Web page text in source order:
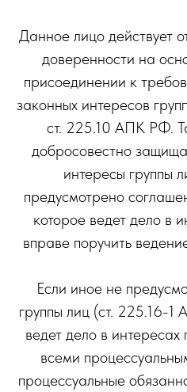
Данное лицо действует
доверенности на
присоединении к
законных интересов
ст. 225.10 АПК РФ.
добросовестно
интересы группы
предусмотрено
которое ведет дело в
вправе поручить
Если иное не
группы лиц (ст. 225.16-
ведет дело в интересах
всеми
процессуальные